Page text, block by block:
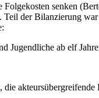
senken
der Bilanzierung
Jugendliche ab elf
akteursübergreifende